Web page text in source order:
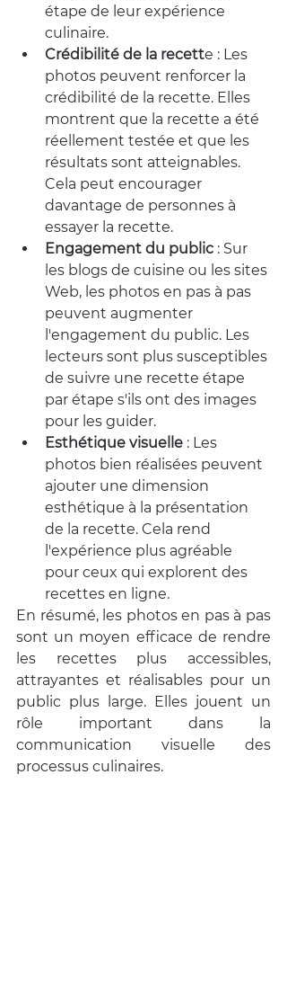
étape de leur expérience
culinaire.
Crédibilité de la recette : Les
photos peuvent renforcer la
crédibilité de la recette. Elles
montrent que la recette a été
réellement testée et que les
résultats sont atteignables.
Cela peut encourager
davantage de personnes à
essayer la recette.
Engagement du public : Sur
les blogs de cuisine ou les sites
Web, les photos en pas à pas
peuvent augmenter
l'engagement du public. Les
lecteurs sont plus susceptibles
de suivre une recette étape
par étape s'ils ont des images
pour les guider.
Esthétique visuelle : Les
photos bien réalisées peuvent
ajouter une dimension
esthétique à la présentation
de la recette. Cela rend
l'expérience plus agréable
pour ceux qui explorent des
recettes en ligne.
En résumé, les photos en pas à pas
sont un moyen efficace de rendre
les recettes plus accessibles,
attrayantes et réalisables pour un
public plus large. Elles jouent un
rôle important dans la
communication visuelle des
processus culinaires.